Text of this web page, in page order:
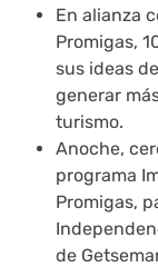
En alianza
Promigas,
sus ideas
generar
turismo.
Anoche,
programa
Promigas,
de